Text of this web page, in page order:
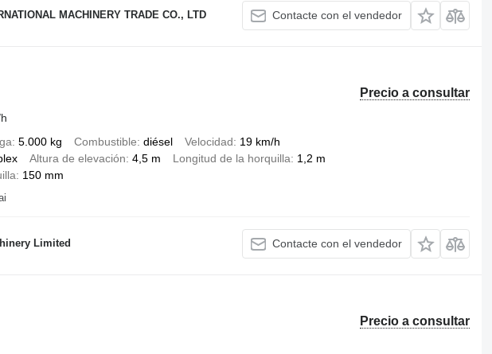
MACHINERY TRADE CO., LTD Contacte con el vendedor
Precio a consultar
5.000 kg Combustible diésel Velocidad
19 km/h
Altura de elevación 4,5 m Longitud de la horquilla
1,2 m
150 mm
Limited Contacte con el vendedor
Precio a consultar